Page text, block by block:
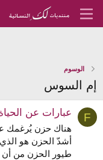
الوسوم
إم السوس
F عبارات عن
هناك حزن يُرغمك
أشدّ الحزن هو
طيور الحزن من أن